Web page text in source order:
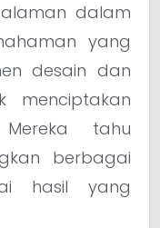
dalam
yang
desain dan
menciptakan
tahu
berbagai
hasil yang